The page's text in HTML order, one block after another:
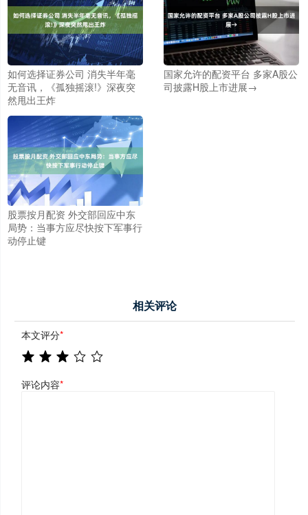
如何选择证券公司 消失半年毫
无音讯，《孤独摇滚!》深夜突
然甩出王炸
国家允许的配资平台 多家A股公
司披露H股上市进展→
股票按月配资 外交部回应中东
局势：当事方应尽快按下军事行
动停止键
相关评论
本文评分*
评论内容*